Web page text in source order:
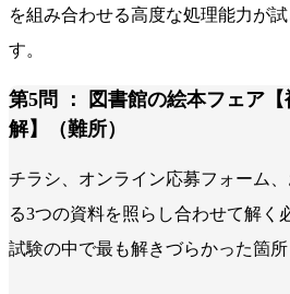
を組み合わせる高度な処理能力が
す。
第5問 ： 図書館の絵本フェア
解】（難所）
チラシ、オンライン応募フォーム
る3つの資料を照らし合わせて解く
試験の中で最も解きづらかった箇所